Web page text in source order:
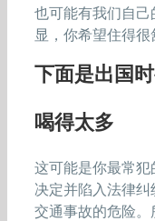
也可能有我们自己
显，你希望住得很
下面是出国
喝得太多
这可能是你最常
决定并陷入法律
交通事故的危险